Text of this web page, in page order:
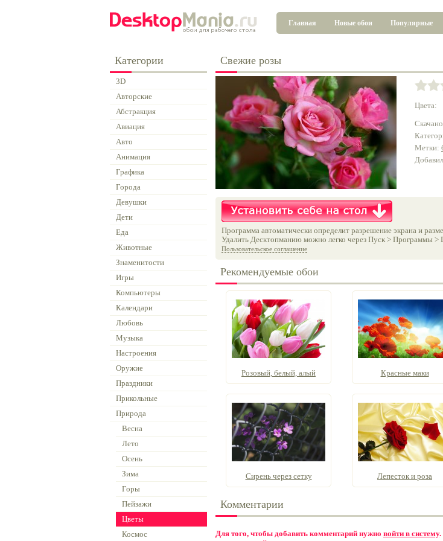
Главная Новые обои Популярные
Категории
3D
Авторские
Абстракция
Авиация
Авто
Анимация
Графика
Города
Девушки
Дети
Еда
Животные
Знаменитости
Игры
Компьютеры
Календари
Любовь
Музыка
Настроения
Оружие
Праздники
Прикольные
Природа
Весна
Лето
Осень
Зима
Горы
Пейзажи
Цветы
Космос
Свежие розы
Цвета:
Метки:
Программа автоматически определит разрешение экрана и
Удалить Десктопманию можно легко через Пуск > Программы
Пользовательское соглашение
Рекомендуемые обои
Розовый, белый, алый Красные маки
Сирень через сетку Лепесток и роза
Комментарии
Для того, чтобы добавить комментарий нужно войти в систему.